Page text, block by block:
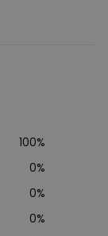
100%
0%
0%
0%